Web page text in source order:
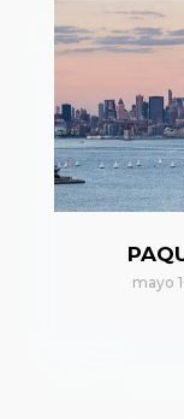
mayo